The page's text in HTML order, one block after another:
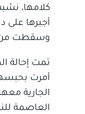
كلامها،
أجبرها على
وسقطت من
تمت إحالة
الجارية
العاصمة